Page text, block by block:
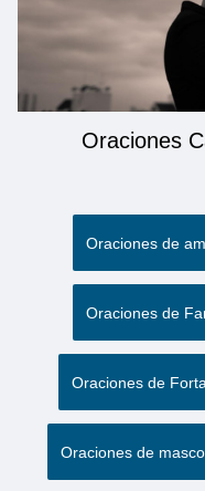
Oraciones
Oraciones de
Oraciones de
Oraciones de
Oraciones de